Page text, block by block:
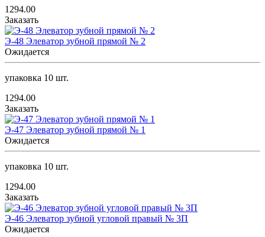
1294.00
Заказать
Э-48 Элеватор зубной прямой № 2
Ожидается
упаковка 10 шт.
1294.00
Заказать
Э-47 Элеватор зубной прямой № 1
Ожидается
упаковка 10 шт.
1294.00
Заказать
Э-46 Элеватор зубной угловой правый № 3П
Ожидается